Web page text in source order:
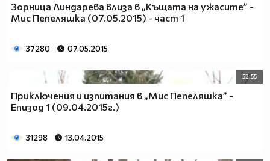
Зорница Линдарева влиза в „Къщата на ужасите” -
Мис Пепеляшка (07.05.2015) - част 1
37280 07.05.2015
52:55
Приключения и изпитания в „Мис Пепеляшка” -
Епизод 1 (09.04.2015г.)
31298 13.04.2015